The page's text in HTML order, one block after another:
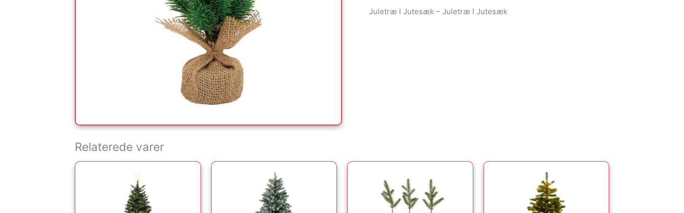
Juletræ I Jutesæk – Juletræ I Jutesæk
Relaterede varer